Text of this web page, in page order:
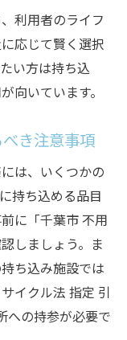
利用者のライフ
応じて賢く選択
い方は持ち込
向いています。
き注意事項
は、いくつかの
持ち込める品目
に「千葉市 不用
しましょう。ま
ち込み施設では
イクル法 指定 引
への持参が必要で